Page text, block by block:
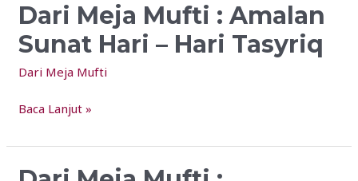
Dari Meja Mufti : Amalan
Sunat Hari – Hari Tasyriq
Dari Meja Mufti
Dari
Mufti
:
Sunat
–
Hari
Baca Lanjut »
Dari